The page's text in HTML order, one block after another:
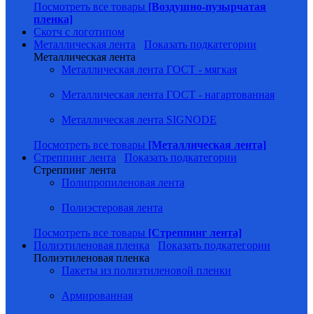
Посмотреть все товары [Воздушно-пузырчатая
пленка]
Скотч с логотипом
Металлическая лента
Показать подкатегории
Металлическая лента
Металлическая лента ГОСТ - мягкая
Металлическая лента ГОСТ - нагартованная
Металлическая лента SIGNODE
Посмотреть все товары [Металлическая лента]
Стреппинг лента
Показать подкатегории
Стреппинг лента
Полипропиленовая лента
Полиэстеровая лента
Посмотреть все товары [Стреппинг лента]
Полиэтиленовая пленка
Показать подкатегории
Полиэтиленовая пленка
Пакеты из полиэтиленовой пленки
Армированная